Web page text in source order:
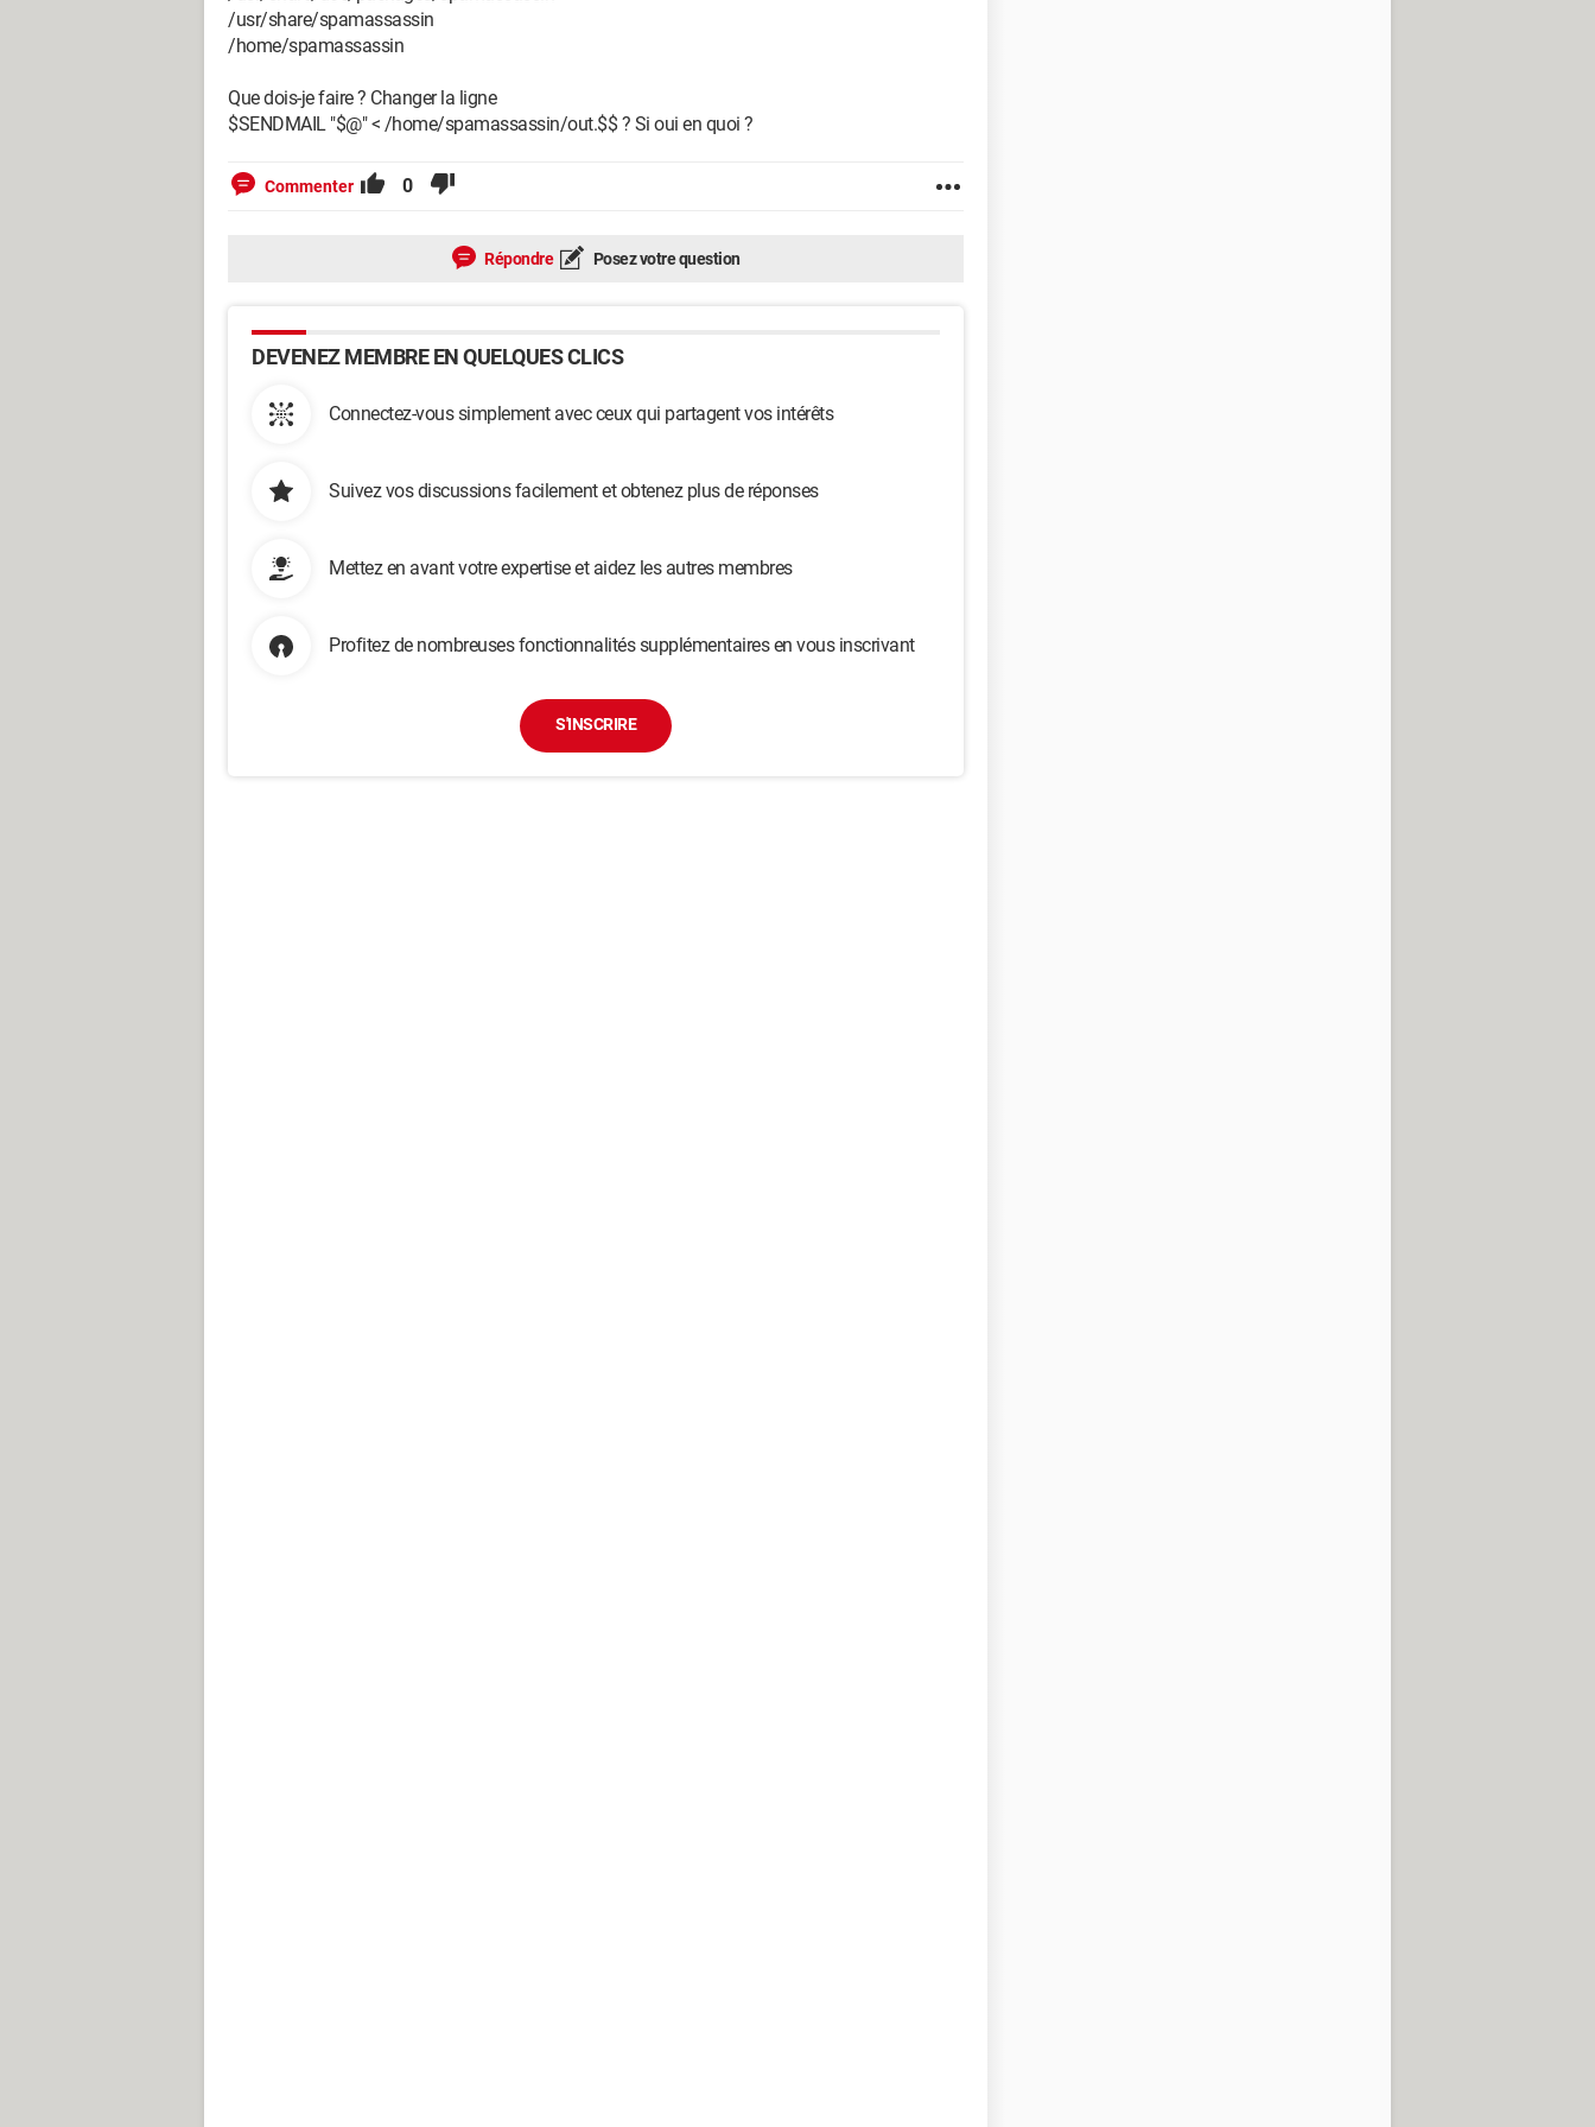
/usr/share/spamassassin
/home/spamassassin
Que dois-je faire ? Changer la ligne
$SENDMAIL "$@" < /home/spamassassin/out.$$ ? Si oui en quoi ?
Commenter 0
Répondre Posez votre question
DEVENEZ MEMBRE EN QUELQUES CLICS
Connectez-vous simplement avec ceux qui partagent vos intérêts
Suivez vos discussions facilement et obtenez plus de réponses
Mettez en avant votre expertise et aidez les autres membres
Profitez de nombreuses fonctionnalités supplémentaires en vous inscrivant
S'INSCRIRE